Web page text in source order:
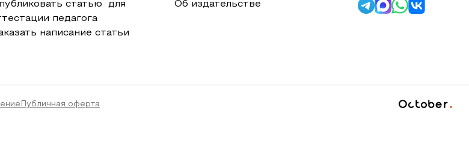
статью для
педагога
написание статьи
Об издательстве
Публичная оферта